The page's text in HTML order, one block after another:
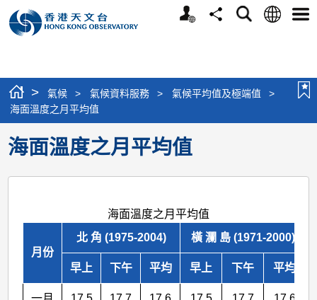
個
分
搜
語
選
> 氣候 > 氣候資料服務 > 氣候平均值及極端值
>
海面溫度之月平均值
海面溫度之月平均值
海面溫度之月平均值
月份
北 角 (1975-2004) 橫 瀾 島 (1971-2000)
早上 下午 平均 早上 下午 平均